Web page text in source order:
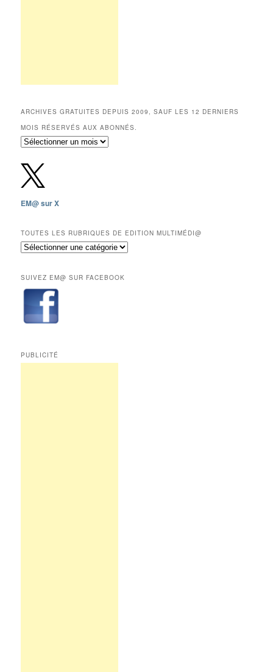
ARCHIVES GRATUITES DEPUIS 2009, SAUF LES 12 DERNIERS
MOIS RÉSERVÉS AUX ABONNÉS.
Archives
depuis
2009,
sauf
les
mois
réservés
aux
EM@ sur X
TOUTES LES RUBRIQUES DE EDITION MULTIMÉDI@
Toutes
de
Edition
Multimédi@
SUIVEZ EM@ SUR FACEBOOK
PUBLICITÉ